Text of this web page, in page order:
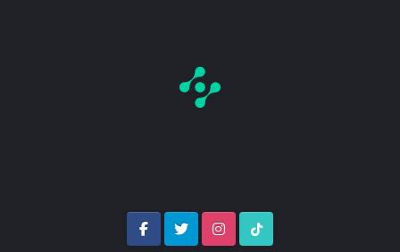
FacebookTwitter InstagramTik Tok